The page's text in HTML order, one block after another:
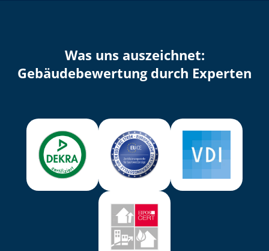
Was uns auszeichnet:
Ge­bäu­de­be­wer­tung durch Experten